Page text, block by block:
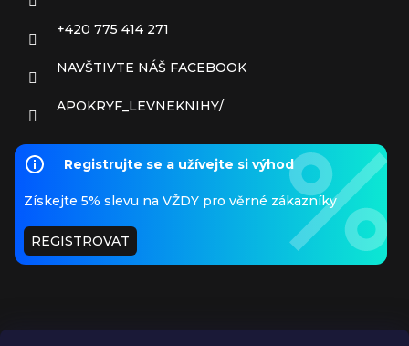
+420 775 414 271
NAVŠTIVTE NÁŠ FACEBOOK
APOKRYF_LEVNEKNIHY/
Registrujte se a užívejte si výhod
Získejte 5% slevu na VŽDY pro věrné zákazníky
REGISTROVAT